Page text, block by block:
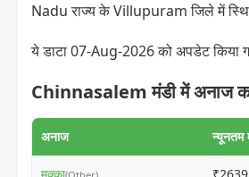
Nadu राज्य के Villupuram जिले में
ये डाटा 07-Aug-2026 को अपडेट किया
Chinnasalem मंडी में अनाज
अनाज न्यूनतम